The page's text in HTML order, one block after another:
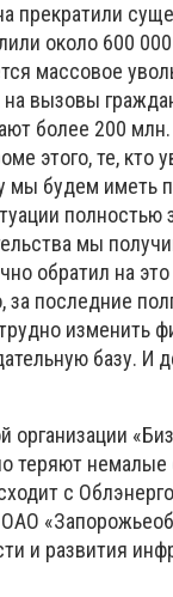
прекратили
около 600
массовое
на вызовы
более 200
этого, те, кто
мы будем иметь
полностью
мы
обратил на
последние
изменить
базу. И
организации
теряют
с
и развития